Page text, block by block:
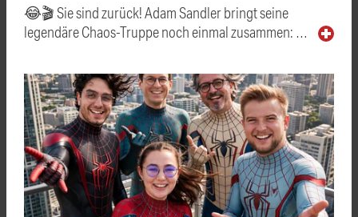
😂🎬 Sie sind zurück! Adam Sandler bringt seine
legendäre Chaos-Truppe noch einmal zusammen: …